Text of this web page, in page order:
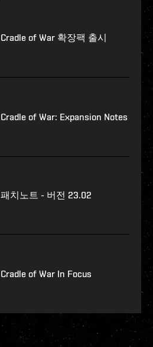
Cradle of War 확장팩 출시
Cradle of War: Expansion Notes
패치노트 - 버전 23.02
Cradle of War In Focus